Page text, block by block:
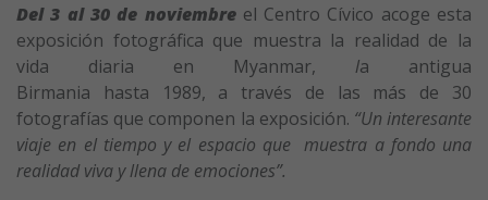
Del 3 al 30 de noviembre el Centro Cívico acoge esta
exposición fotográfica que muestra la realidad de la
vida diaria en Myanmar, la antigua
Birmania hasta 1989, a través de las más de 30
fotografías que componen la exposición. “Un interesante
viaje en el tiempo y el espacio que muestra a fondo una
realidad viva y llena de emociones”.